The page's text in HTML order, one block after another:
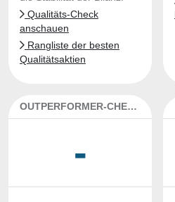
Qualitäts-Check
anschauen
Rangliste der besten
Qualitätsaktien
OUTPERFORMER-CHECK
-